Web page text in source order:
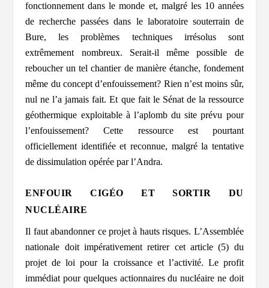
fonctionnement dans le monde et, malgré les 10 années
de recherche passées dans le laboratoire souterrain de
Bure, les problèmes techniques irrésolus sont
extrêmement nombreux. Serait-il même possible de
reboucher un tel chantier de manière étanche, fondement
même du concept d’enfouissement? Rien n’est moins sûr,
nul ne l’a jamais fait. Et que fait le Sénat de la ressource
géothermique exploitable à l’aplomb du site prévu pour
l’enfouissement? Cette ressource est pourtant
officiellement identifiée et reconnue, malgré la tentative
de dissimulation opérée par l’Andra.
ENFOUIR CIGÉO ET SORTIR DU
NUCLÉAIRE
Il faut abandonner ce projet à hauts risques. L’Assemblée
nationale doit impérativement retirer cet article (5) du
projet de loi pour la croissance et l’activité. Le profit
immédiat pour quelques actionnaires du nucléaire ne doit